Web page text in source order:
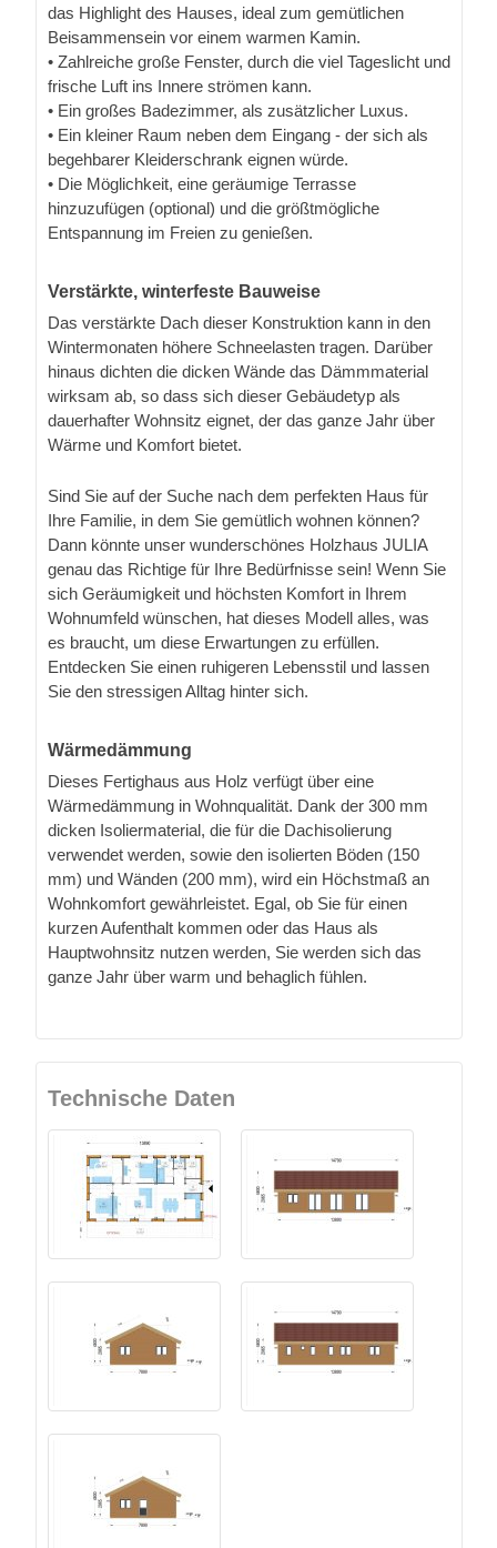
das Highlight des Hauses, ideal zum gemütlichen
Beisammensein vor einem warmen Kamin.
• Zahlreiche große Fenster, durch die viel Tageslicht und
frische Luft ins Innere strömen kann.
• Ein großes Badezimmer, als zusätzlicher Luxus.
• Ein kleiner Raum neben dem Eingang - der sich als
begehbarer Kleiderschrank eignen würde.
• Die Möglichkeit, eine geräumige Terrasse
hinzuzufügen (optional) und die größtmögliche
Entspannung im Freien zu genießen.
Verstärkte, winterfeste Bauweise
Das verstärkte Dach dieser Konstruktion kann in den
Wintermonaten höhere Schneelasten tragen. Darüber
hinaus dichten die dicken Wände das Dämmmaterial
wirksam ab, so dass sich dieser Gebäudetyp als
dauerhafter Wohnsitz eignet, der das ganze Jahr über
Wärme und Komfort bietet.
Sind Sie auf der Suche nach dem perfekten Haus für
Ihre Familie, in dem Sie gemütlich wohnen können?
Dann könnte unser wunderschönes Holzhaus JULIA
genau das Richtige für Ihre Bedürfnisse sein! Wenn Sie
sich Geräumigkeit und höchsten Komfort in Ihrem
Wohnumfeld wünschen, hat dieses Modell alles, was
es braucht, um diese Erwartungen zu erfüllen.
Entdecken Sie einen ruhigeren Lebensstil und lassen
Sie den stressigen Alltag hinter sich.
Wärmedämmung
Dieses Fertighaus aus Holz verfügt über eine
Wärmedämmung in Wohnqualität. Dank der 300 mm
dicken Isoliermaterial, die für die Dachisolierung
verwendet werden, sowie den isolierten Böden (150
mm) und Wänden (200 mm), wird ein Höchstmaß an
Wohnkomfort gewährleistet. Egal, ob Sie für einen
kurzen Aufenthalt kommen oder das Haus als
Hauptwohnsitz nutzen werden, Sie werden sich das
ganze Jahr über warm und behaglich fühlen.
Technische Daten